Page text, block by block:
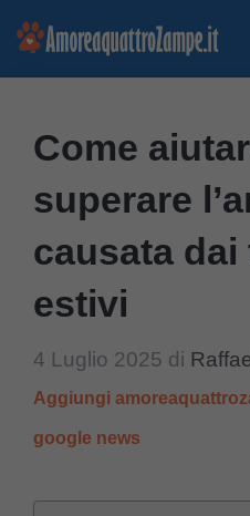
Vai
Come
superare
causata
estivi
4 Luglio 2025 di
Aggiungi
google news